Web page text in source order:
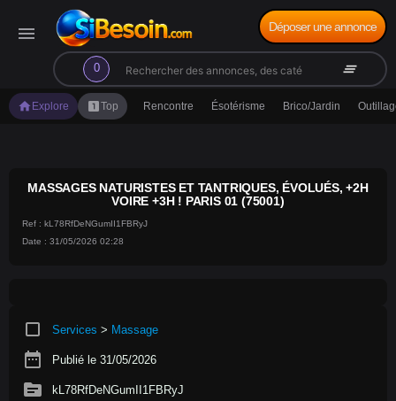
menu
0
search clear_all
Déposer une annonce
home Explore looks_oneTop Rencontre Ésotérisme Brico/Jardin
MASSAGES NATURISTES ET TANTRIQUES, ÉVOLUÉS, +2H
VOIRE +3H ! PARIS 01 (75001)
Ref : kL78RfDeNGumII1FBRyJ
Date : 31/05/2026 02:28
crop_square Services > Massage
date_range Publié le 31/05/2026
source kL78RfDeNGumII1FBRyJ